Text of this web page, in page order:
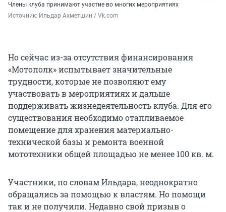
Члены клуба принимают участие во многих мероприятиях
Источник: Ильдар Ахметшин / Vk.com
Но сейчас из-за отсутствия финансирования
«Мотополк» испытывает значительные
трудности, которые не позволяют ему
участвовать в мероприятиях и дальше
поддерживать жизнедеятельность клуба. Для его
существования необходимо отапливаемое
помещение для хранения материально-
технической базы и ремонта военной
мототехники общей площадью не менее 100 кв. м.
Участники, по словам Ильдара, неоднократно
обращались за помощью к властям. Но помощи
так и не получили. Недавно свой призыв о